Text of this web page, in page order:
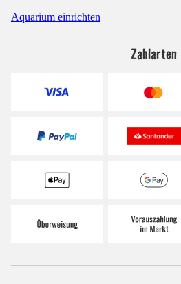
Aquarium einrichten
Zahlarten